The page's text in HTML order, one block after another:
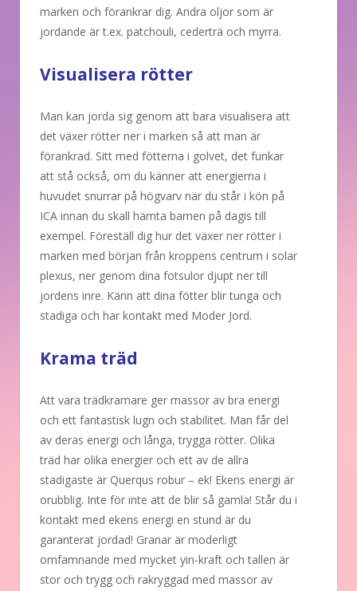
marken och förankrar dig. Andra oljor som är
jordande är t.ex. patchouli, cederträ och myrra.
Visualisera rötter
Man kan jorda sig genom att bara visualisera att
det växer rötter ner i marken så att man är
förankrad. Sitt med fötterna i golvet, det funkar
att stå också, om du känner att energierna i
huvudet snurrar på högvarv när du står i kön på
ICA innan du skall hämta barnen på dagis till
exempel. Föreställ dig hur det växer ner rötter i
marken med början från kroppens centrum i solar
plexus, ner genom dina fotsulor djupt ner till
jordens inre. Känn att dina fötter blir tunga och
stadiga och har kontakt med Moder Jord.
Krama träd
Att vara trädkramare ger massor av bra energi
och ett fantastisk lugn och stabilitet. Man får del
av deras energi och långa, trygga rötter. Olika
träd har olika energier och ett av de allra
stadigaste är Querqus robur – ek! Ekens energi är
orubblig. Inte för inte att de blir så gamla! Står du i
kontakt med ekens energi en stund är du
garanterat jordad! Granar är moderligt
omfamnande med mycket yin-kraft och tallen är
stor och trygg och rakryggad med massor av